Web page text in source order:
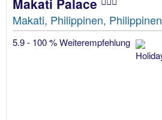
Makati Palace
Makati, Philippinen, Philippinen
5.9 - 100 % Weiterempfehlung